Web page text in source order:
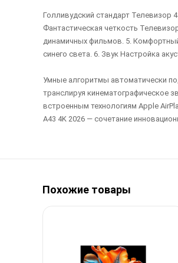
Голливудский стандарт
Фантастическая четкость
динамичных фильмов. 5.
синего света. 6. Звук Настройка
Умные алгоритмы автоматически
транслируя кинематографическое
встроенным технологиям Apple
A43 4K 2026 — сочетание
Похожие товары